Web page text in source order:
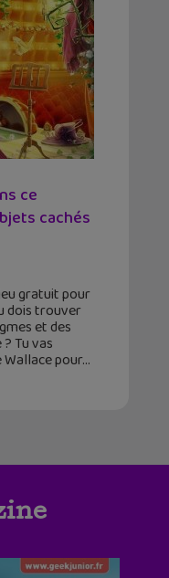
ce
cachés
gratuit pour
dois trouver
et des
Tu vas
pour